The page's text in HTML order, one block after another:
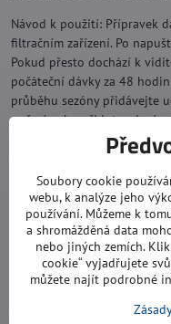
Návod k použití: Přípravek
filtračním zařízení. Po
Pokud přesto dochází k
počáteční dávky za 48
průběhu sezóny přidávejte
počasí nebo při
časových intervalech. Na
v bazénu udržovací dávku
růstu řas v průběhu
následující sezónu.
Používejte biocidy
přečtěte označení a
Vlastnosti
Dezinfikuje všechny typy
Soubory cookie
webu, k analýze jeho
používání. Můžeme k
a shromážděná data
nebo jiných zemích.
cookie“ vyjadřujete
můžete najít podrobné